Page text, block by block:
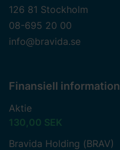
126 81 Stockholm
08-695 20 00
info@bravida.se
Finansiell information
Aktie
130,00 SEK
Bravida Holding (BRAV)